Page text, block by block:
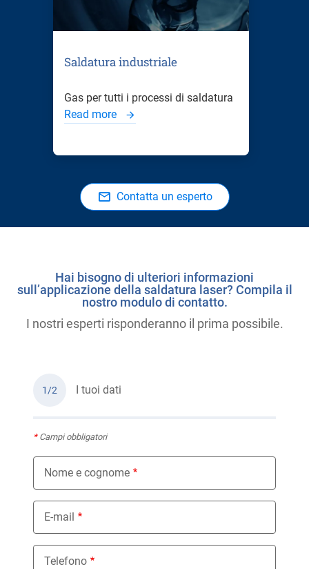
Saldatura industriale
Gas per tutti i processi di saldatura
Read more
Contatta un esperto
Hai bisogno di ulteriori informazioni
sull’applicazione della saldatura laser? Compila il
nostro modulo di contatto.
I nostri esperti risponderanno il prima possibile.
1/2 I tuoi dati
*Campi obbligatori
Nome e cognome
E-mail
Telefono